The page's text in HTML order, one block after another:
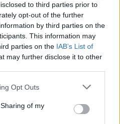
to third parties prior to
opt-out of the further
by third parties on the
This information may
parties on the IAB’s List of
may further disclose it to other
app uses one or more Google
behaviour. You may click to
and its third-party tags to
Opt Outs
of my